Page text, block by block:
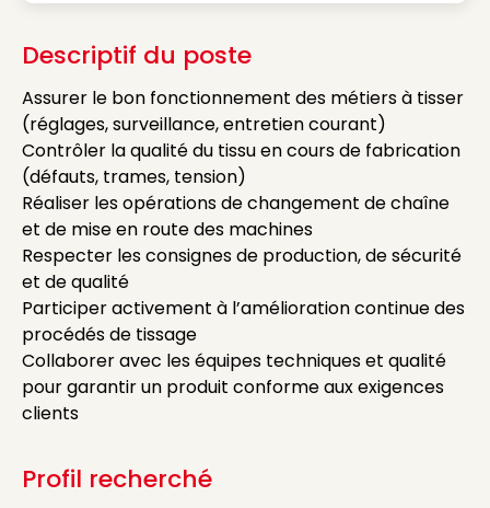
Descriptif du poste
Assurer le bon fonctionnement des métiers à tisser
(réglages, surveillance, entretien courant)
Contrôler la qualité du tissu en cours de fabrication
(défauts, trames, tension)
Réaliser les opérations de changement de chaîne
et de mise en route des machines
Respecter les consignes de production, de sécurité
et de qualité
Participer activement à l’amélioration continue des
procédés de tissage
Collaborer avec les équipes techniques et qualité
pour garantir un produit conforme aux exigences
clients
Profil recherché